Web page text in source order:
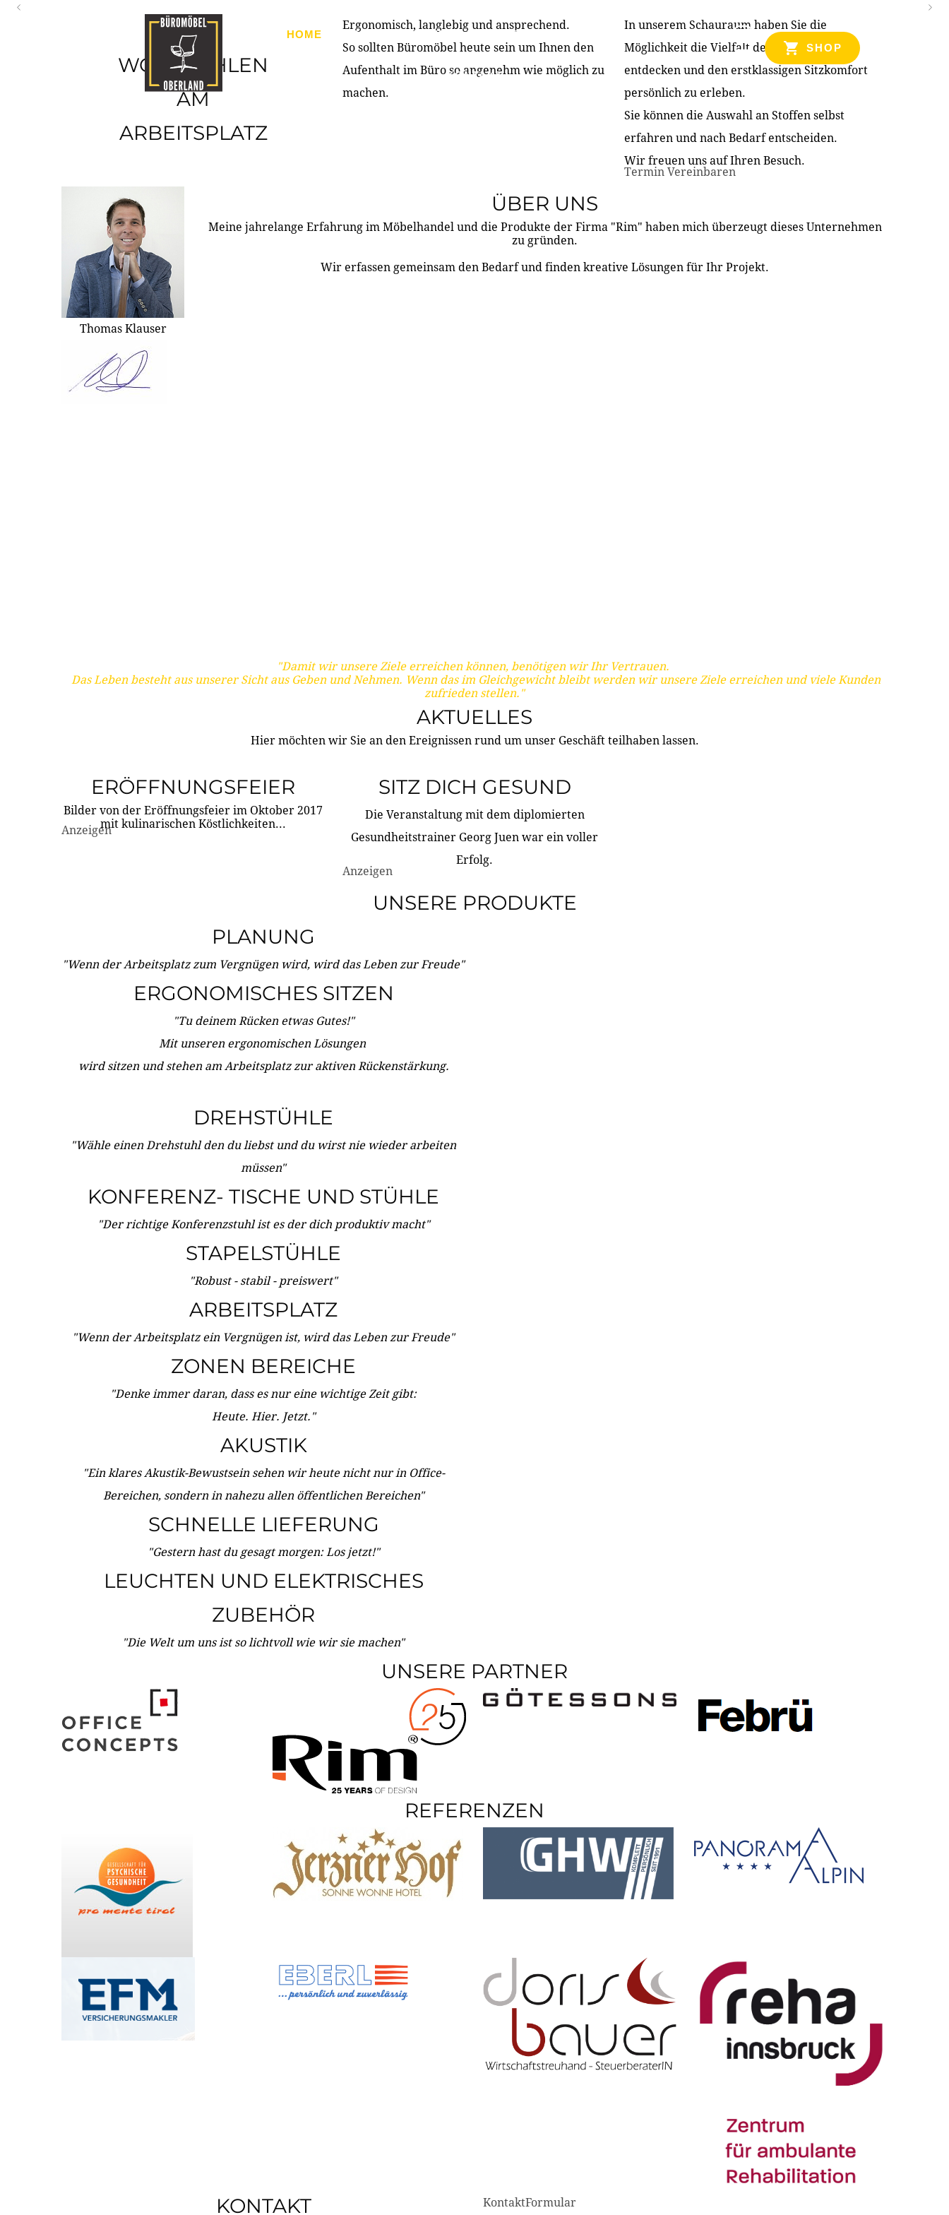
HOME PRODUKTE ÜBER UNS PARTNER & REFERENZEN
KONTAKT
SHOP
WOHLFÜHLEN
AM
ARBEITSPLATZ
Ergonomisch, langlebig und ansprechend.
So sollten Büromöbel heute sein um Ihnen den
Aufenthalt im Büro so angenehm wie möglich zu
machen.
In unserem Schauraum haben Sie die
Möglichkeit die Vielfalt der Produkte zu
entdecken und den erstklassigen Sitzkomfort
persönlich zu erleben.
Sie können die Auswahl an Stoffen selbst
erfahren und nach Bedarf entscheiden.
Wir freuen uns auf Ihren Besuch.
Termin Vereinbaren
Thomas Klauser
ÜBER UNS
Meine jahrelange Erfahrung im Möbelhandel und die Produkte der Firma "Rim" haben mich überzeugt dieses Unternehmen
zu gründen.
Wir erfassen gemeinsam den Bedarf und finden kreative Lösungen für Ihr Projekt.
"Damit wir unsere Ziele erreichen können, benötigen wir Ihr Vertrauen.
Das Leben besteht aus unserer Sicht aus Geben und Nehmen. Wenn das im Gleichgewicht bleibt werden wir unsere Ziele erreichen und viele Kunden
zufrieden stellen."
AKTUELLES
Hier möchten wir Sie an den Ereignissen rund um unser Geschäft teilhaben lassen.
ERÖFFNUNGSFEIER
Bilder von der Eröffnungsfeier im Oktober 2017
mit kulinarischen Köstlichkeiten...
Anzeigen
SITZ DICH GESUND
Die Veranstaltung mit dem diplomierten
Gesundheitstrainer Georg Juen war ein voller
Erfolg.
Anzeigen
UNSERE PRODUKTE
PLANUNG
"Wenn der Arbeitsplatz zum Vergnügen wird, wird das Leben zur Freude"
ERGONOMISCHES SITZEN
"Tu deinem Rücken etwas Gutes!"
Mit unseren ergonomischen Lösungen
wird sitzen und stehen am Arbeitsplatz zur aktiven Rückenstärkung.
DREHSTÜHLE
"Wähle einen Drehstuhl den du liebst und du wirst nie wieder arbeiten
müssen"
KONFERENZ- TISCHE UND STÜHLE
"Der richtige Konferenzstuhl ist es der dich produktiv macht"
STAPELSTÜHLE
"Robust - stabil - preiswert"
ARBEITSPLATZ
"Wenn der Arbeitsplatz ein Vergnügen ist, wird das Leben zur Freude"
ZONEN BEREICHE
"Denke immer daran, dass es nur eine wichtige Zeit gibt:
Heute. Hier. Jetzt."
AKUSTIK
"Ein klares Akustik-Bewustsein sehen wir heute nicht nur in Office-
Bereichen, sondern in nahezu allen öffentlichen Bereichen"
SCHNELLE LIEFERUNG
"Gestern hast du gesagt morgen: Los jetzt!"
LEUCHTEN UND ELEKTRISCHES
ZUBEHÖR
"Die Welt um uns ist so lichtvoll wie wir sie machen"
UNSERE PARTNER
REFERENZEN
KONTAKT KontaktFormular